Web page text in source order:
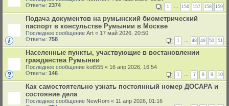
Ответы: 2374 1 … 156 157 158 159
Подача документов на румынский биометрический
паспорт в консульстве Румынии в Москве
Последнее сообщение Art « 17 май 2026, 20:50
Ответы: 758 1 … 48 49 50 51
Населенные пункты, участвующие в востановлении
гражданства Румынии
Последнее сообщение kot555 « 16 апр 2026, 16:54
Ответы: 146 1 … 7 8 9 10
Как самостоятельно узнать постоянный номер ДОСАРА и
состояние дела
Последнее сообщение NewRom « 11 апр 2026, 01:16